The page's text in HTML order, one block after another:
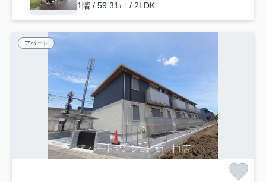
1階 / 59.31㎡ / 2LDK
アパート